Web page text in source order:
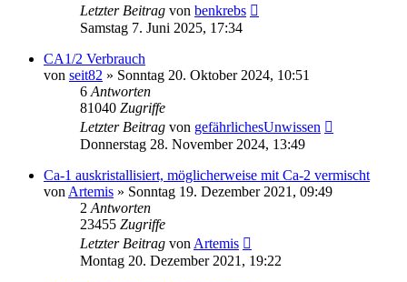
Letzter Beitrag von benkrebs
Samstag 7. Juni 2025, 17:34
CA1/2 Verbrauch
von seit82 » Sonntag 20. Oktober 2024, 10:51
6 Antworten
81040 Zugriffe
Letzter Beitrag von gefährlichesUnwissen
Donnerstag 28. November 2024, 13:49
Ca-1 auskristallisiert, möglicherweise mit Ca-2 vermischt
von Artemis » Sonntag 19. Dezember 2021, 09:49
2 Antworten
23455 Zugriffe
Letzter Beitrag von Artemis
Montag 20. Dezember 2021, 19:22